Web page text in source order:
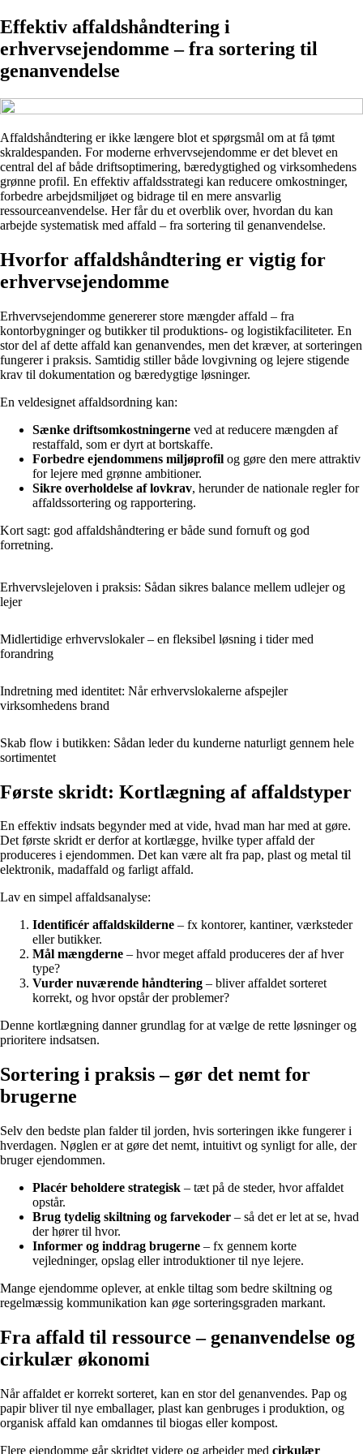
Effektiv affaldshåndtering i
erhvervsejendomme – fra sortering til
genanvendelse
Affaldshåndtering er ikke længere blot et spørgsmål om at få tømt
skraldespanden. For moderne erhvervsejendomme er det blevet en
central del af både driftsoptimering, bæredygtighed og virksomhedens
grønne profil. En effektiv affaldsstrategi kan reducere omkostninger,
forbedre arbejdsmiljøet og bidrage til en mere ansvarlig
ressourceanvendelse. Her får du et overblik over, hvordan du kan
arbejde systematisk med affald – fra sortering til genanvendelse.
Hvorfor affaldshåndtering er vigtig for
erhvervsejendomme
Erhvervsejendomme genererer store mængder affald – fra
kontorbygninger og butikker til produktions- og logistikfaciliteter. En
stor del af dette affald kan genanvendes, men det kræver, at sorteringen
fungerer i praksis. Samtidig stiller både lovgivning og lejere stigende
krav til dokumentation og bæredygtige løsninger.
En veldesignet affaldsordning kan:
Sænke driftsomkostningerne ved at reducere mængden af
restaffald, som er dyrt at bortskaffe.
Forbedre ejendommens miljøprofil og gøre den mere attraktiv
for lejere med grønne ambitioner.
Sikre overholdelse af lovkrav, herunder de nationale regler for
affaldssortering og rapportering.
Kort sagt: god affaldshåndtering er både sund fornuft og god
forretning.
Erhvervslejeloven i praksis: Sådan sikres balance mellem udlejer og
lejer
Midlertidige erhvervslokaler – en fleksibel løsning i tider med
forandring
Indretning med identitet: Når erhvervslokalerne afspejler
virksomhedens brand
Skab flow i butikken: Sådan leder du kunderne naturligt gennem hele
sortimentet
Første skridt: Kortlægning af affaldstyper
En effektiv indsats begynder med at vide, hvad man har med at gøre.
Det første skridt er derfor at kortlægge, hvilke typer affald der
produceres i ejendommen. Det kan være alt fra pap, plast og metal til
elektronik, madaffald og farligt affald.
Lav en simpel affaldsanalyse:
Identificér affaldskilderne – fx kontorer, kantiner, værksteder
eller butikker.
Mål mængderne – hvor meget affald produceres der af hver
type?
Vurder nuværende håndtering – bliver affaldet sorteret
korrekt, og hvor opstår der problemer?
Denne kortlægning danner grundlag for at vælge de rette løsninger og
prioritere indsatsen.
Sortering i praksis – gør det nemt for
brugerne
Selv den bedste plan falder til jorden, hvis sorteringen ikke fungerer i
hverdagen. Nøglen er at gøre det nemt, intuitivt og synligt for alle, der
bruger ejendommen.
Placér beholdere strategisk – tæt på de steder, hvor affaldet
opstår.
Brug tydelig skiltning og farvekoder – så det er let at se, hvad
der hører til hvor.
Informer og inddrag brugerne – fx gennem korte
vejledninger, opslag eller introduktioner til nye lejere.
Mange ejendomme oplever, at enkle tiltag som bedre skiltning og
regelmæssig kommunikation kan øge sorteringsgraden markant.
Fra affald til ressource – genanvendelse og
cirkulær økonomi
Når affaldet er korrekt sorteret, kan en stor del genanvendes. Pap og
papir bliver til nye emballager, plast kan genbruges i produktion, og
organisk affald kan omdannes til biogas eller kompost.
Flere ejendomme går skridtet videre og arbejder med cirkulær